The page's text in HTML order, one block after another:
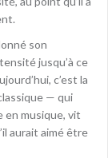
son
jusqu’à ce
c’est la
— qui
en musique, vit
aurait aimé être